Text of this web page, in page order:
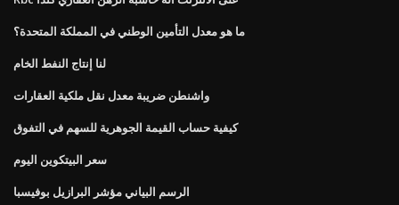
ما هو معدل التأمين الوطني في المملكة المتحدة؟
لنا إنتاج النفط الخام
واشنطن ضريبة معدل نقل ملكية العقارات
كيفية حساب القيمة الجوهرية للسهم في التفوق
سعر البيتكوين اليوم
الرسم البياني مؤشر البرازيل بوفيسبا